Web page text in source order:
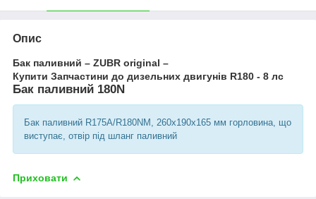
Опис
Бак паливний – ZUBR original –
Купити Запчастини до дизельних двигунів R180 - 8 лс
Бак паливний 180N
Бак паливний R175A/R180NM, 260x190x165 мм горловина, що
виступає, отвір під шланг паливний
Приховати